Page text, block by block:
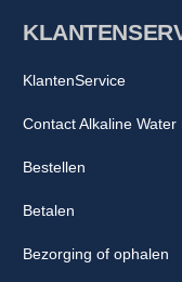
KlantenService
Contact Alkaline Water
Bestellen
Betalen
Bezorging of ophalen